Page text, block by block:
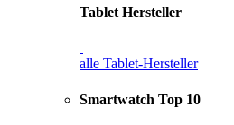
Tablet Hersteller
alle Tablet-Hersteller
Smartwatch Top 10